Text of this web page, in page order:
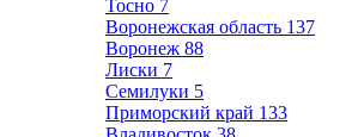
Тосно 7
Воронежская область 137
Воронеж 88
Лиски 7
Семилуки 5
Приморский край 133